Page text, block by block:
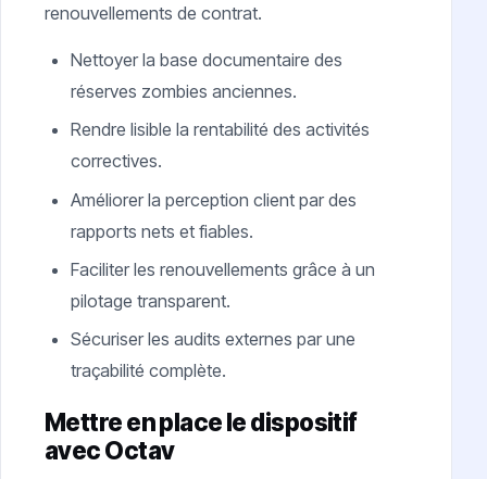
renouvellements de contrat.
Nettoyer la base documentaire des
réserves zombies anciennes.
Rendre lisible la rentabilité des activités
correctives.
Améliorer la perception client par des
rapports nets et fiables.
Faciliter les renouvellements grâce à un
pilotage transparent.
Sécuriser les audits externes par une
traçabilité complète.
Mettre en place le dispositif
avec Octav